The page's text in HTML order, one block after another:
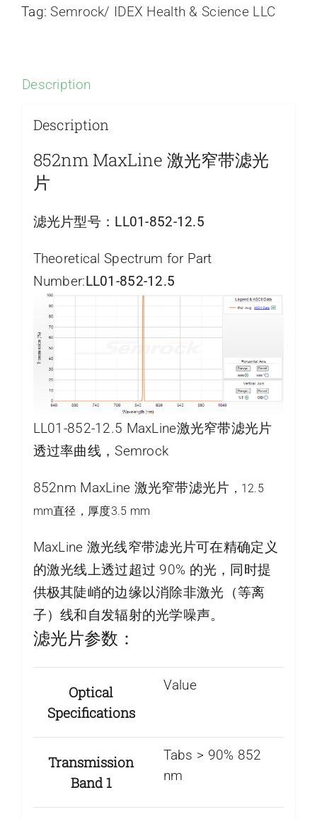
Tag:Semrock/ IDEX Health & Science LLC
Description
Description
852nm MaxLine 激光窄带滤光
片
滤光片型号： LL01-852-12.5
Theoretical Spectrum for Part
Number:LL01-852-12.5
LL01-852-12.5 MaxLine激光窄带滤光片
透过率曲线，Semrock
852nm MaxLine 激光窄带滤光片 ，12.5
mm直径，厚度3.5 mm
MaxLine 激光线窄带滤光片可在精确定义
的激光线上透过超过 90% 的光，同时提
供极其陡峭的边缘以消除非激光（等离
子）线和自发辐射的光学噪声。
滤光片参数：
Optical
Specifications
Value
Transmission
Band 1
Tabs > 90% 852
nm